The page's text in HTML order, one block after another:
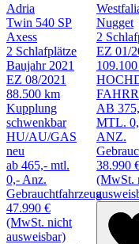
Adria
Twin 540 SP
Axess
2 Schlafplätze
Baujahr 2021
EZ 08/2021
88.500 km
Kupplung
schwenkbar
HU/AU/GAS
neu
ab 465,- mtl.
0,- Anz.
Gebrauchtfahrzeug
47.990 €
(MwSt. nicht
ausweisbar)
Nugget
2
EZ 01/
AB
MTL.
ANZ.
38.990
(MwSt.